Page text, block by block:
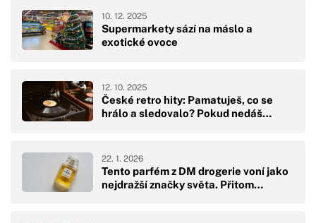
Supermarkety sází na máslo a
exotické ovoce
10. 12. 2025
České retro hity: Pamatuješ, co se
hrálo a sledovalo? Pokud nedáš…
12. 10. 2025
Tento parfém z DM drogerie voní jako
nejdražší značky světa. Přitom…
22. 1. 2026